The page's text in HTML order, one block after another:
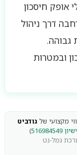
אופק חיסכון
דרך ניהול
גבוהה.
ובמטרות
מקצועי של גודביט
516984549
)
על מערכת גמל-נט